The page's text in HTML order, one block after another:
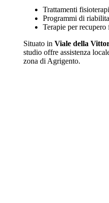
Trattamenti
Programmi di
Terapie per recupero
Situato in Viale della
studio offre assistenza
zona di Agrigento.